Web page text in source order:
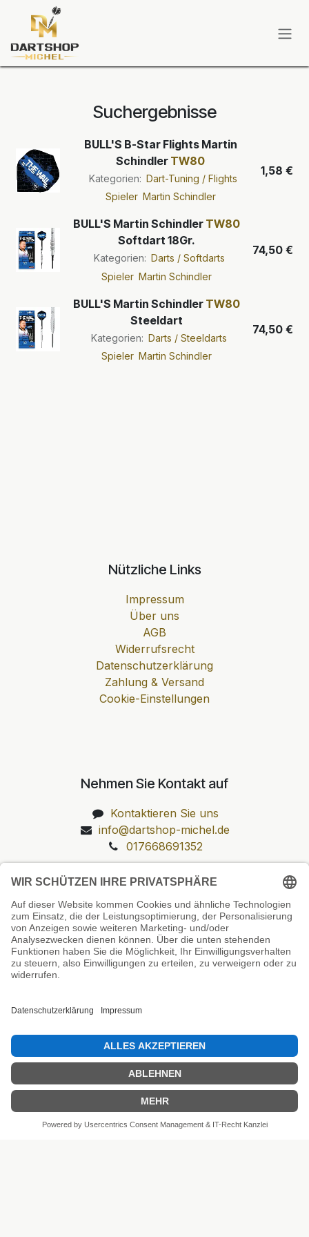
Zum Inhalt springen
Suchergebnisse
BULL'S B-Star Flights Martin
Schindler TW80
Kategorien: Dart-Tuning / Flights
Spieler Martin Schindler
1,58 €
BULL'S Martin Schindler TW80
Softdart 18Gr.
Kategorien: Darts / Softdarts
Spieler Martin Schindler
74,50 €
BULL'S Martin Schindler TW80
Steeldart
Kategorien: Darts / Steeldarts
Spieler Martin Schindler
74,50 €
Nützliche Links
Impressum
Über uns
AGB
Widerrufsrecht
Datenschutzerklärung
Zahlung & Versand
Cookie-Einstellungen
Nehmen Sie Kontakt auf
Kontaktieren Sie uns
info@dartshop-michel.de
017668691352
Unsere Prüfsiegel